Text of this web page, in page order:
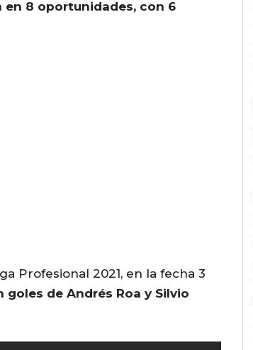
en 8 oportunidades, con 6
Profesional 2021, en la fecha 3
de Andrés Roa y Silvio